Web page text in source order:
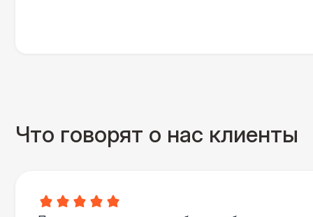
Что говорят о нас клиенты